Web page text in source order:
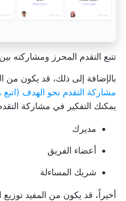
تتبع التقدم المحرز ومشاركته
بالإضافة إلى ذلك، قد يكون من
مشاركة التقدم نحو الهدف (اتبع
يمكنك التفكير في مشاركة
مديرك
أعضاء الفريق
شريك المساءلة
أخيراً، قد يكون من المفيد